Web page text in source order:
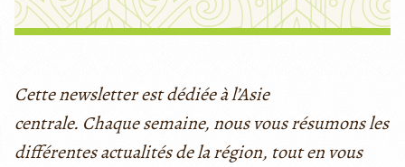
Cette newsletter est dédiée à l’Asie
centrale. Chaque semaine, nous vous résumons les
différentes actualités de la région, tout en vous